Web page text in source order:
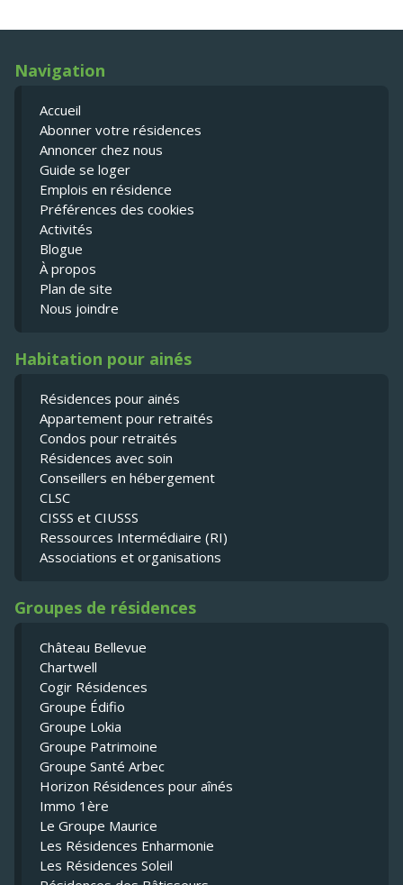
Navigation
Accueil
Abonner votre résidences
Annoncer chez nous
Guide se loger
Emplois en résidence
Préférences des cookies
Activités
Blogue
À propos
Plan de site
Nous joindre
Habitation pour ainés
Résidences pour ainés
Appartement pour retraités
Condos pour retraités
Résidences avec soin
Conseillers en hébergement
CLSC
CISSS et CIUSSS
Ressources Intermédiaire (RI)
Associations et organisations
Groupes de résidences
Château Bellevue
Chartwell
Cogir Résidences
Groupe Édifio
Groupe Lokia
Groupe Patrimoine
Groupe Santé Arbec
Horizon Résidences pour aînés
Immo 1ère
Le Groupe Maurice
Les Résidences Enharmonie
Les Résidences Soleil